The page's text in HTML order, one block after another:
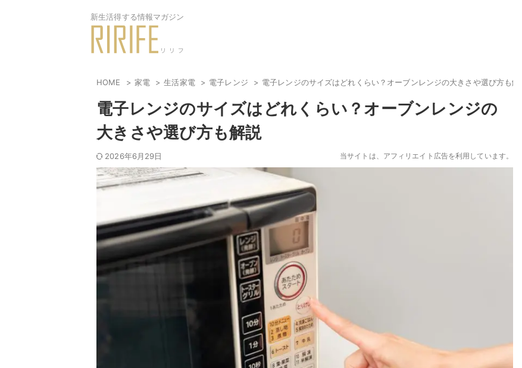
新生活得する情報マガジン
HOME 家電 生活家電 電子レンジ 電子レンジのサイズはどれくらい？オーブンレンジの大きさや選び方も解
電子レンジのサイズはどれくらい？オーブンレンジの
大きさや選び方も解説
2026年6月29日 当サイトは、アフィリエイト広告を利用しています。